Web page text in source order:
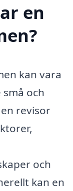
en
kan vara
och
revisor
och
kan en